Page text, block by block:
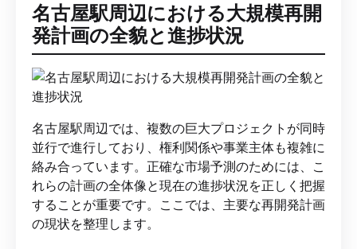
名古屋駅周辺における大規模再開
発計画の全貌と進捗状況
名古屋駅周辺では、複数の巨大プロジェクトが同時
並行で進行しており、権利関係や事業主体も複雑に
絡み合っています。正確な市場予測のためには、こ
れらの計画の全体像と現在の進捗状況を正しく把握
することが重要です。ここでは、主要な再開発計画
の現状を整理します。